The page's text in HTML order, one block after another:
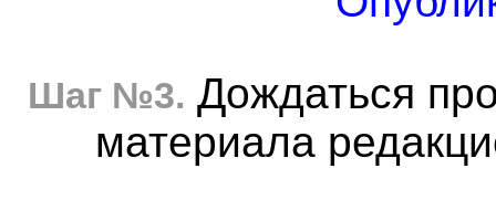
Шаг №3. Дождаться
материала